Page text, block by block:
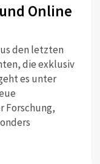
Online
den letzten
die exklusiv
es unter
Forschung,